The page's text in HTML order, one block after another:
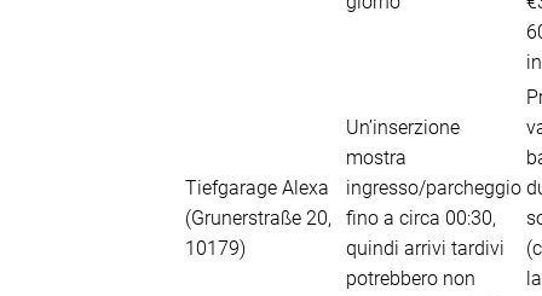
Tiefgarage Alexa
(Grunerstraße 20,
10179)
Un’inserzione
mostra
ingresso/parcheggio
fino a circa 00:30,
quindi arrivi tardivi
potrebbero non